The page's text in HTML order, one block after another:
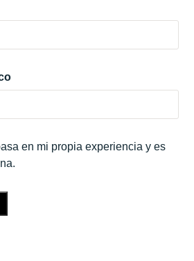
en mi propia experiencia y es